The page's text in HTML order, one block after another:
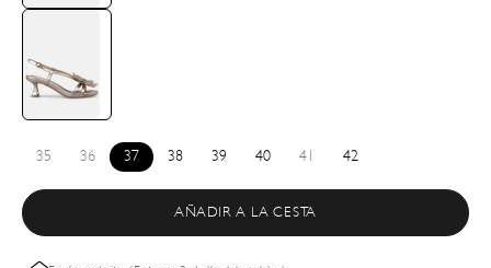
35 36 37 38 39 40 41 42
AÑADIR A LA CESTA